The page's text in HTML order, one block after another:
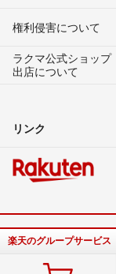
権利侵害について
ラクマ公式ショップ
出店について
リンク
楽天のグループサービス